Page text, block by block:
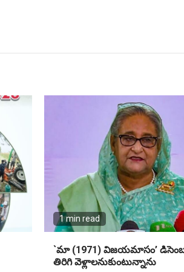
1 min read
`మా (1971) విజయమాసం’
తిరిగి వెళ్లాలనుకుంటున్నాను